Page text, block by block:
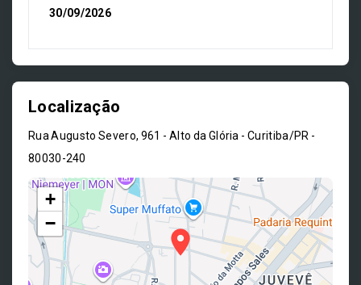
30/09/2026
Localização
Rua Augusto Severo, 961 - Alto da Glória - Curitiba/PR -
80030-240
+
−